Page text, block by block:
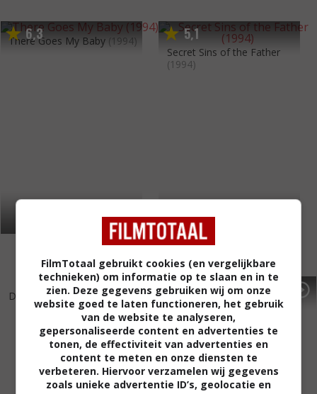
6,3
There Goes My Baby (1994) 5,1
Secret Sins of the Father
(1994)
4,3
Dragstrip Girl (1994) 6,5
Wayne's World (1992)
FilmTotaal gebruikt cookies (en vergelijkbare
technieken) om informatie op te slaan en in te
zien. Deze gegevens gebruiken wij om onze
website goed te laten functioneren, het gebruik
van de website te analyseren,
gepersonaliseerde content en advertenties te
tonen, de effectiviteit van advertenties en
content te meten en onze diensten te
verbeteren. Hiervoor verzamelen wij gegevens
zoals unieke advertentie ID’s, geolocatie en